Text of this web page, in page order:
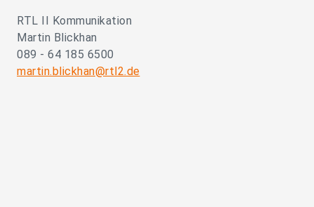
RTL II Kommunikation
Martin Blickhan
089 - 64 185 6500
martin.blickhan@rtl2.de